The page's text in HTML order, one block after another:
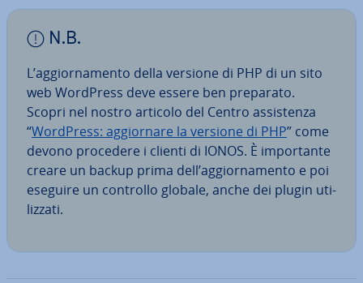
N.B.
L’ag­gior­na­men­to della versione di PHP di un sito
web WordPress deve essere ben preparato.
Scopri nel nostro articolo del Centro as­si­sten­za
“WordPress: ag­gior­na­re la versione di PHP” come
devono procedere i clienti di IONOS. È im­por­tan­te
creare un backup prima dell’ag­gior­na­men­to e poi
eseguire un controllo globale, anche dei plugin uti­
liz­za­ti.